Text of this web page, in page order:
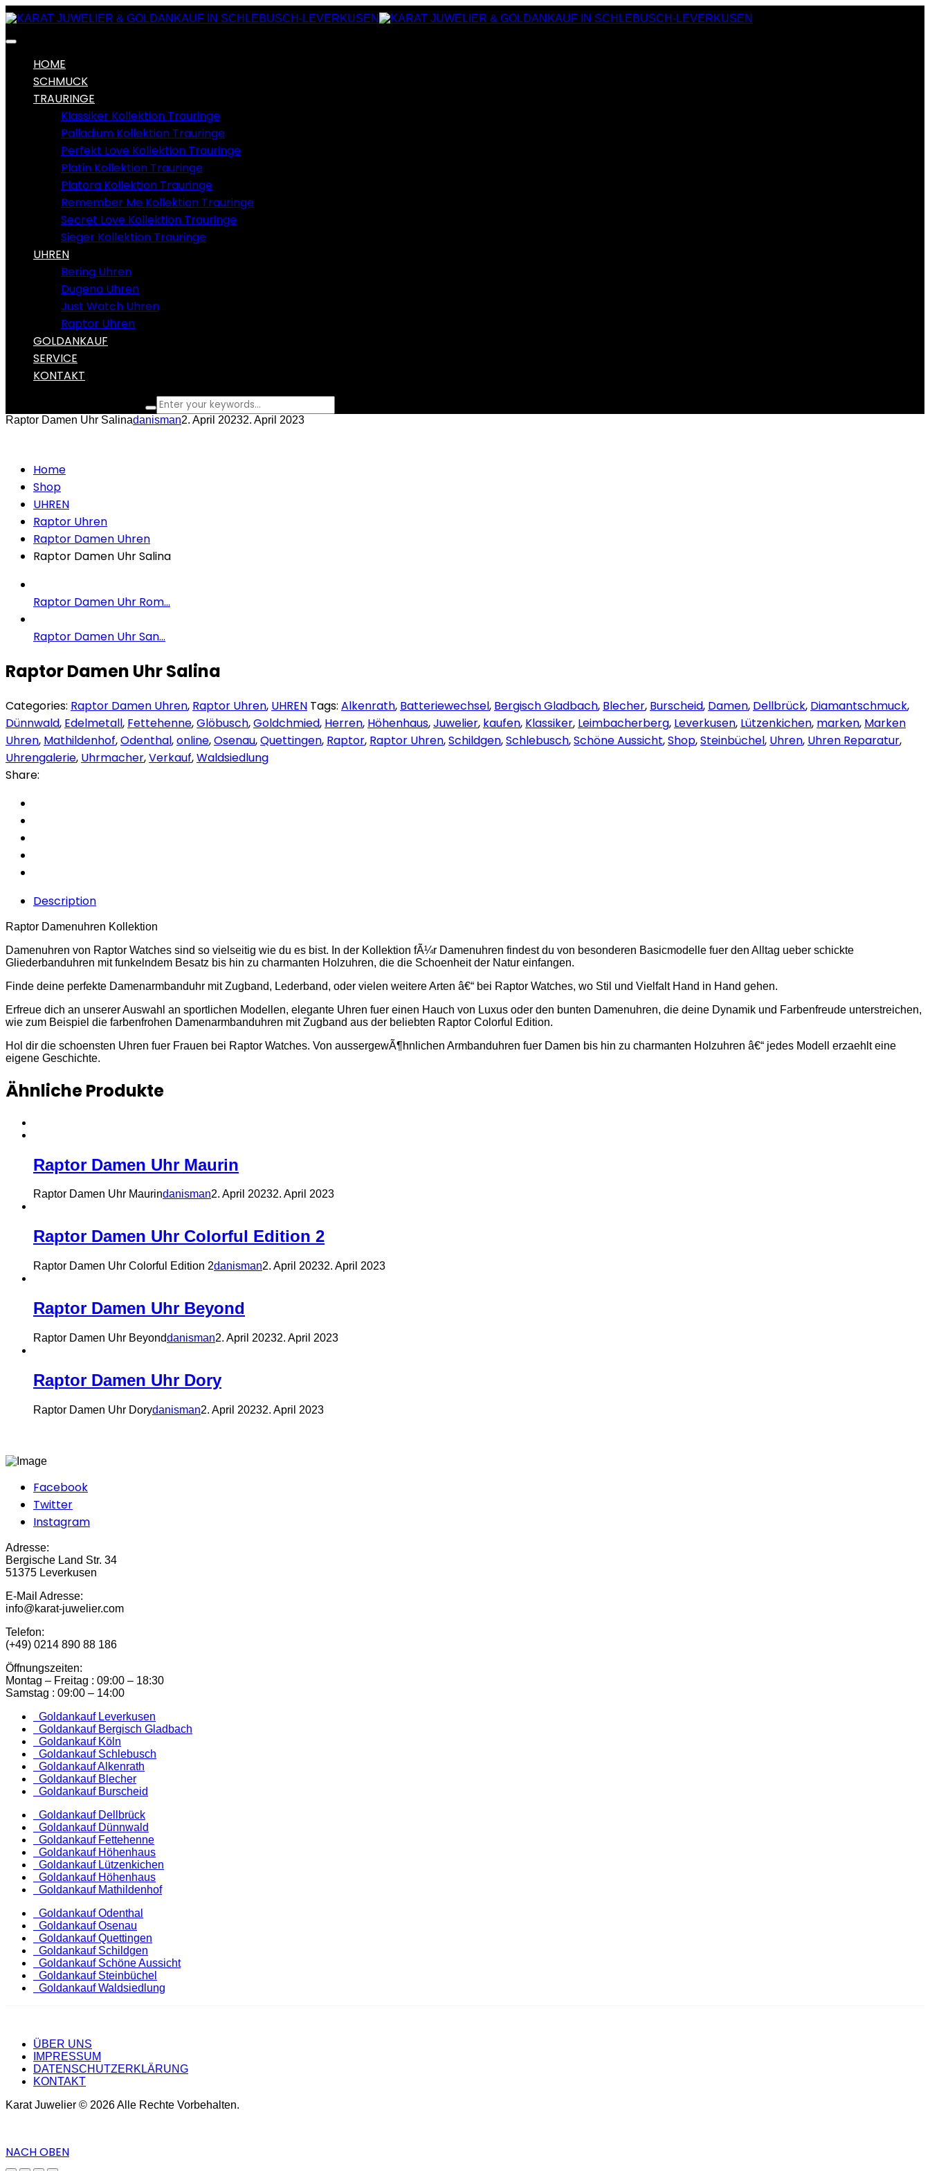
HOME
SCHMUCK
TRAURINGE
Klassiker Kollektion Trauringe
Palladium Kollektion Trauringe
Perfekt Love Kollektion Trauringe
Platin Kollektion Trauringe
Platora Kollektion Trauringe
Remember Me Kollektion Trauringe
Secret Love Kollektion Trauringe
Sieger Kollektion Trauringe
UHREN
Bering Uhren
Dugena Uhren
Just Watch Uhren
Raptor Uhren
GOLDANKAUF
SERVICE
KONTAKT
Raptor Damen Uhr Salinadanisman2. April 20232. April 2023
Home
Shop
UHREN
Raptor Uhren
Raptor Damen Uhren
Raptor Damen Uhr Salina
Raptor Damen Uhr Rom...
Raptor Damen Uhr San...
Raptor Damen Uhr Salina
Categories: Raptor Damen Uhren, Raptor Uhren, UHREN Tags: Alkenrath, Batteriewechsel, Bergisch Gladbach, Blecher, Burscheid, Damen, Dellbrück, Diamantschmuck,
Dünnwald, Edelmetall, Fettehenne,Glöbusch,Goldchmied, Herren, Höhenhaus,Juwelier, kaufen, Klassiker, Leimbacherberg, Leverkusen, Lützenkichen, marken, Marken
Uhren, Mathildenhof,Odenthal,online,Osenau,Quettingen, Raptor, Raptor Uhren,Schildgen,Schlebusch,Schöne Aussicht,Shop,Steinbüchel, Uhren, Uhren Reparatur,
Uhrengalerie, Uhrmacher,Verkauf,Waldsiedlung
Share:
Description
Raptor Damenuhren Kollektion
Damenuhren von Raptor Watches sind so vielseitig wie du es bist. In der Kollektion fÃ¼r Damenuhren findest du von besonderen Basicmodelle fuer den Alltag ueber schickte
Gliederbanduhren mit funkelndem Besatz bis hin zu charmanten Holzuhren, die die Schoenheit der Natur einfangen.
Finde deine perfekte Damenarmbanduhr mit Zugband, Lederband, oder vielen weitere Arten â€“ bei Raptor Watches, wo Stil und Vielfalt Hand in Hand gehen.
Erfreue dich an unserer Auswahl an sportlichen Modellen, elegante Uhren fuer einen Hauch von Luxus oder den bunten Damenuhren, die deine Dynamik und Farbenfreude unterstreichen,
wie zum Beispiel die farbenfrohen Damenarmbanduhren mit Zugband aus der beliebten Raptor Colorful Edition.
Hol dir die schoensten Uhren fuer Frauen bei Raptor Watches. Von aussergewÃ¶hnlichen Armbanduhren fuer Damen bis hin zu charmanten Holzuhren â€“ jedes Modell erzaehlt eine
eigene Geschichte.
Ähnliche Produkte
Raptor Damen Uhr Maurin
Raptor Damen Uhr Maurindanisman2. April 20232. April 2023
Raptor Damen Uhr Colorful Edition 2
Raptor Damen Uhr Colorful Edition 2danisman2. April 20232. April 2023
Raptor Damen Uhr Beyond
Raptor Damen Uhr Beyonddanisman2. April 20232. April 2023
Raptor Damen Uhr Dory
Raptor Damen Uhr Dorydanisman2. April 20232. April 2023
Facebook
Twitter
Instagram
Adresse:
Bergische Land Str. 34
51375 Leverkusen
E-Mail Adresse:
info@karat-juwelier.com
Telefon:
(+49) 0214 890 88 186
Öffnungszeiten:
Montag – Freitag : 09:00 – 18:30
Samstag : 09:00 – 14:00
Goldankauf Leverkusen
Goldankauf Bergisch Gladbach
Goldankauf Köln
Goldankauf Schlebusch
Goldankauf Alkenrath
Goldankauf Blecher
Goldankauf Burscheid
Goldankauf Dellbrück
Goldankauf Dünnwald
Goldankauf Fettehenne
Goldankauf Höhenhaus
Goldankauf Lützenkichen
Goldankauf Höhenhaus
Goldankauf Mathildenhof
Goldankauf Odenthal
Goldankauf Osenau
Goldankauf Quettingen
Goldankauf Schildgen
Goldankauf Schöne Aussicht
Goldankauf Steinbüchel
Goldankauf Waldsiedlung
ÜBER UNS
IMPRESSUM
DATENSCHUTZERKLÄRUNG
KONTAKT
Karat Juwelier © 2026 Alle Rechte Vorbehalten.
NACH OBEN